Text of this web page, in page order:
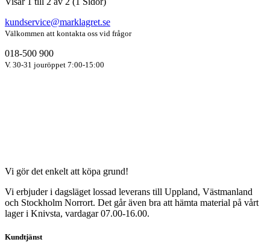
kundservice@marklagret.se
Välkommen att kontakta oss vid frågor
018-500 900
V. 30-31 jouröppet 7:00-15:00
Vi gör det enkelt att köpa grund!
Vi erbjuder i dagsläget lossad leverans till Uppland, Västmanland
och Stockholm Norrort. Det går även bra att hämta material på vårt
lager i Knivsta, vardagar 07.00-16.00.
Kundtjänst